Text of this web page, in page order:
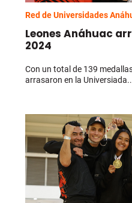
Red de Universidades
Leones Anáhuac
2024
Con un total de 139
arrasaron en la